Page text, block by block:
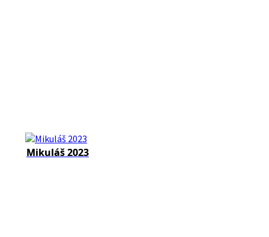
Mikuláš 2023